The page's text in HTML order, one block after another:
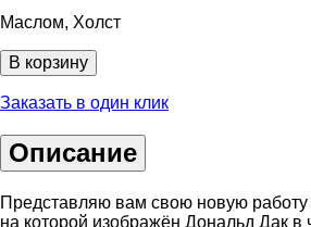
Маслом, Холст
В корзину
Заказать в один клик
Описание
Представляю вам свою новую
на которой изображён Дональд Дак